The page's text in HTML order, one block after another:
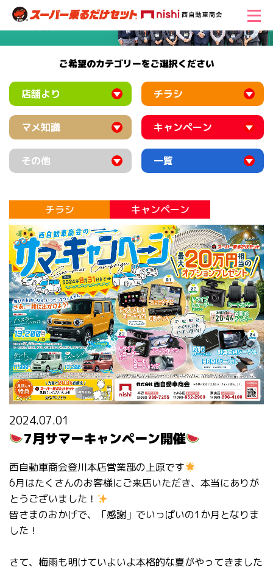
ご希望のカテゴリーをご選択ください
店舗より チラシ
マメ知識 キャンペーン
その他 一覧
チラシ キャンペーン
2024.07.01
7月サマーキャンペーン開催
西自動車商会登川本店営業部の上原です
6月はたくさんのお客様にご来店いただき、本当にありが
とうございました！
皆さまのおかげで、「感謝」でいっぱいの1か月となりま
した！
さて、梅雨も明けていよいよ本格的な夏がやってきました